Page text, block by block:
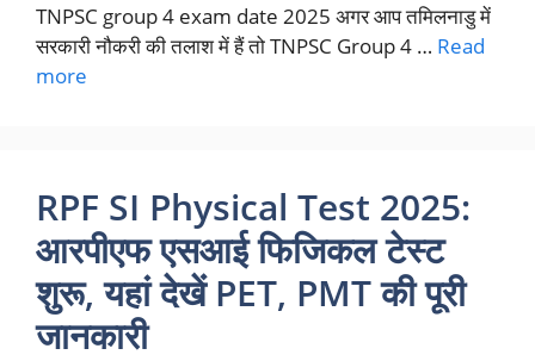
TNPSC group 4 exam date 2025 अगर आप तमिलनाडु में
सरकारी नौकरी की तलाश में हैं तो TNPSC Group 4 … Read
more
RPF SI Physical Test 2025:
आरपीएफ एसआई फिजिकल टेस्ट
शुरू, यहां देखें PET, PMT की पूरी
जानकारी